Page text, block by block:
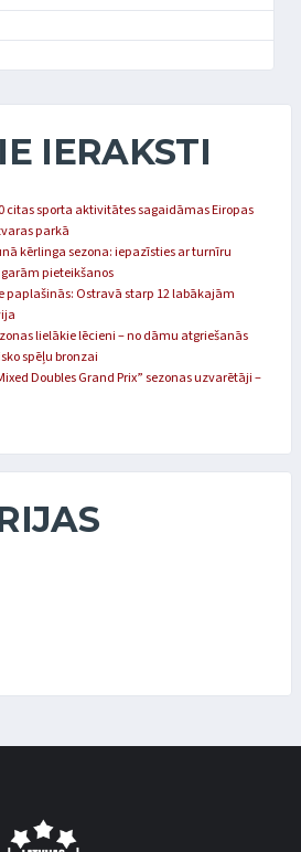
IERAKSTI
citas sporta aktivitātes sagaidāmas Eiropas
parkā
kērlinga sezona: iepazīsties ar turnīru
pieteikšanos
paplašinās: Ostravā starp 12 labākajām
lielākie lēcieni – no dāmu atgriešanās
spēļu bronzai
Doubles Grand Prix” sezonas uzvarētāji –